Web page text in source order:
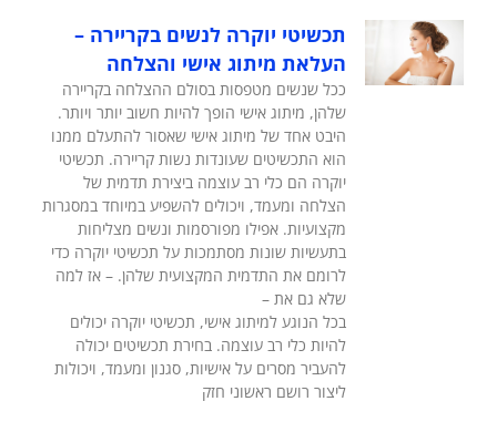
תכשיטי יוקרה לנשים בקריירה –
העלאת מיתוג אישי והצלחה
ככל שנשים מטפסות בסולם ההצלחה בקריירה
שלהן, מיתוג אישי הופך להיות חשוב יותר ויותר.
היבט אחד של מיתוג אישי שאסור להתעלם ממנו
הוא התכשיטים שעונדות נשות קריירה. תכשיטי
יוקרה הם כלי רב עוצמה ביצירת תדמית של
הצלחה ומעמד, ויכולים להשפיע במיוחד במסגרות
מקצועיות. אפילו מפורסמות ונשים מצליחות
בתעשיות שונות מסתמכות על תכשיטי יוקרה כדי
לרומם את התדמית המקצועית שלהן. – אז למה
שלא גם את –
בכל הנוגע למיתוג אישי, תכשיטי יוקרה יכולים
להיות כלי רב עוצמה. בחירת תכשיטים יכולה
להעביר מסרים על אישיות, סגנון ומעמד, ויכולות
ליצור רושם ראשוני חזק